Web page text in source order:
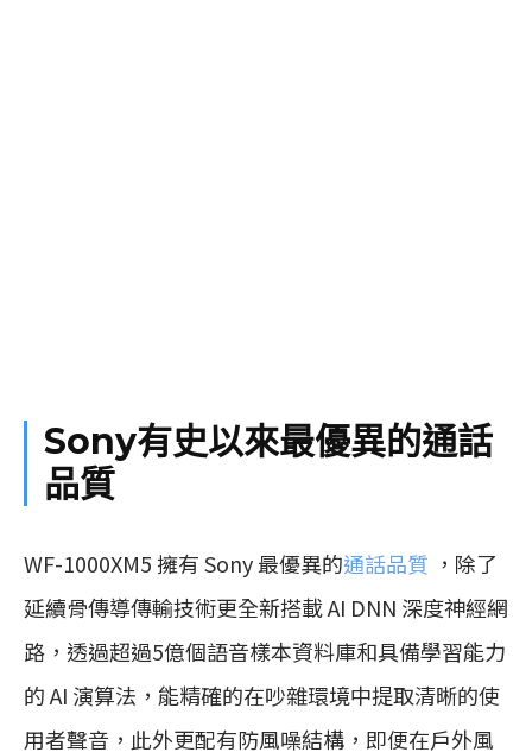
Sony有史以來最優異的通話
品質
WF-1000XM5 擁有 Sony 最優異的通話品質 ，除了
延續骨傳導傳輸技術更全新搭載 AI DNN 深度神經網
路，透過超過5億個語音樣本資料庫和具備學習能力
的 AI 演算法，能精確的在吵雜環境中提取清晰的使
用者聲音，此外更配有防風噪結構，即便在戶外風